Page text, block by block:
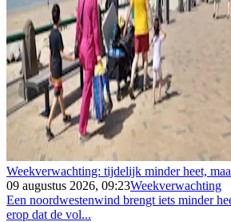
Weekverwachting: tijdelijk minder heet,
09 augustus 2026, 09:23Weekverwachting
Een noordwestenwind brengt iets minder
erop dat de vol...